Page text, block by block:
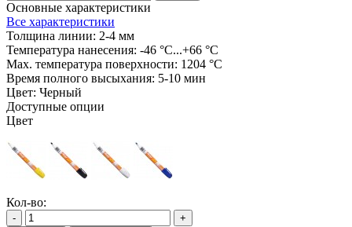
Основные характеристики
Все характеристики
Толщина линии: 2-4 мм
Температура нанесения: -46 °C...+66 °C
Max. температура поверхности: 1204 °C
Время полного высыхания: 5-10 мин
Цвет: Черный
Доступные опции
Цвет
Кол-во:
-
+